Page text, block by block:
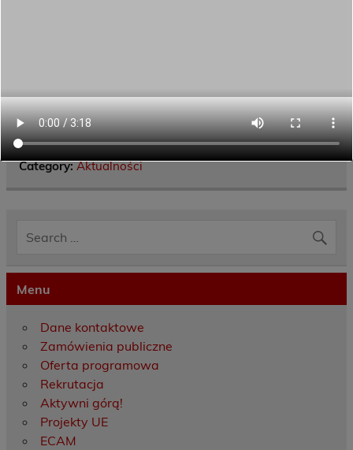
Category:Aktualności
Menu
Dane kontaktowe
Zamówienia publiczne
Oferta programowa
Rekrutacja
Aktywni górą!
Projekty UE
ECAM